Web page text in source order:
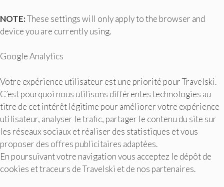
NOTE:These settings will only apply to the browser and
device you are currently using.
Google Analytics
Votre expérience utilisateur est une priorité pour Travelski.
C’est pourquoi nous utilisons différentes technologies au
titre de cet intérêt légitime pour améliorer votre expérience
utilisateur, analyser le trafic, partager le contenu du site sur
les réseaux sociaux et réaliser des statistiques et vous
proposer des offres publicitaires adaptées.
En poursuivant votre navigation vous acceptez le dépôt de
cookies et traceurs de Travelski et de nos partenaires.